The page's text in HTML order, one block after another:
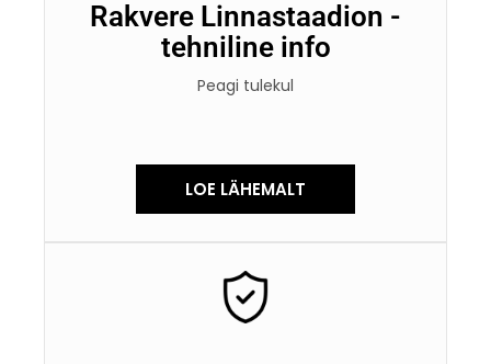
Rakvere Linnastaadion -
tehniline info
Peagi tulekul
LOE LÄHEMALT